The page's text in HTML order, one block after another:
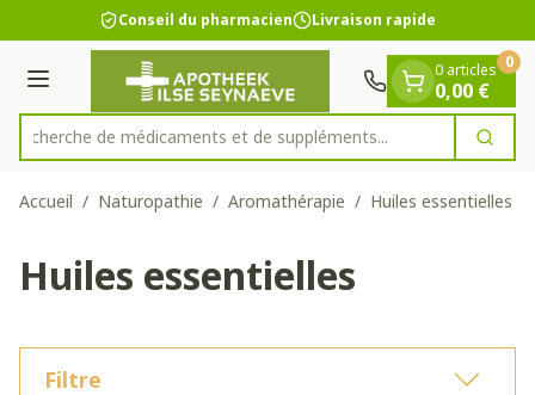
Aller au contenu
1 de 1
Conseil du pharmacien Livraison rapide
Menu
Rechercher
Recherche de médicaments et de s
0 articles
0,00 €
0
Accueil / Naturopathie / Aromathérapie / Huiles essentielles
Huiles essentielles
Filtre